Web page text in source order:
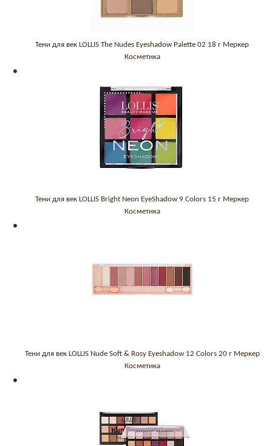
Тени для век LOLLIS The Nudes Eyeshadow Palette 02 18 г Меркер
Косметика
Тени для век LOLLIS Bright Neon EyeShadow 9 Colors 15 г Меркер
Косметика
Тени для век LOLLIS Nude Soft & Rosy Eyeshadow 12 Colors 20 г Меркер
Косметика